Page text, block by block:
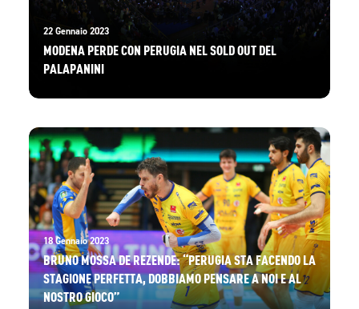
22 Gennaio 2023
MODENA PERDE CON PERUGIA NEL SOLD OUT DEL
PALAPANINI
18 Gennaio 2023
BRUNO MOSSA DE REZENDE: “PERUGIA STA FACENDO LA
STAGIONE PERFETTA, DOBBIAMO PENSARE A NOI E AL
NOSTRO GIOCO”